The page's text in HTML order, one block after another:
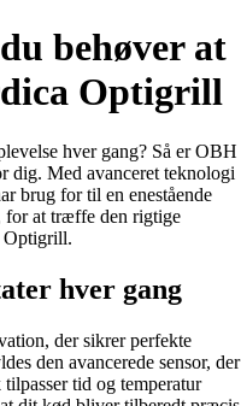
behøver at
Optigrill
hver gang? Så er OBH
dig. Med avanceret teknologi
brug for til en enestående
for at træffe den rigtige
Optigrill.
hver gang
der sikrer perfekte
den avancerede sensor, der
tid og temperatur